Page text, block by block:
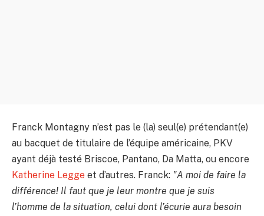
Franck Montagny n’est pas le (la) seul(e) prétendant(e)
au bacquet de titulaire de l’équipe américaine, PKV
ayant déjà testé Briscoe, Pantano, Da Matta, ou encore
Katherine Legge et d’autres. Franck: "A moi de faire la
différence! Il faut que je leur montre que je suis
l’homme de la situation, celui dont l’écurie aura besoin